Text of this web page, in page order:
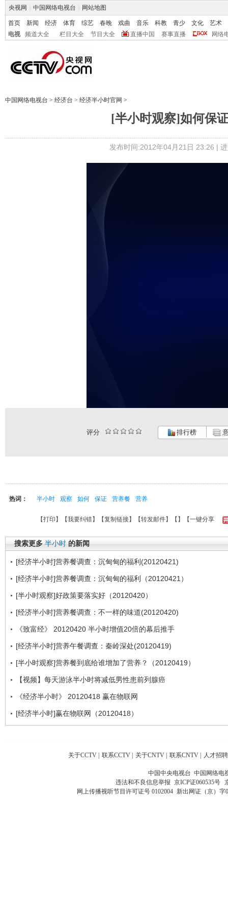
央视网 中国网络电视台 网站地图
首页 新闻 经济 体育 综艺 春晚 戏曲 音乐 科教 青少 文化
艺术
电视
频道大全 栏目大全 节目大全 直播中国 赛事直播 网络
中国网络电视台 > 经济台 > 经济半小时官网 >
[半小时观察]如何保
发布时间:2012年04月21日 23:26 |
评分 排行榜
热词： 半小时 观察 如何 保证 营养餐 营养
【打印 】【我要纠错】【复制链接】【转发邮件】【 】 【一键分享
搜索更多 半小时 的新闻
[经济半小时]营养餐调查：沉甸甸的福利(20120421)
[经济半小时]营养餐调查：沉甸甸的福利（20120421）
[半小时观察]好政策要落实好（20120420）
[经济半小时]营养餐调查：不一样的味道(20120420)
《致富经》 20120420 半小时增值20倍的幕后推手
[经济半小时]营养午餐调查：秦岭深处(20120419)
[半小时观察]营养餐到底给谁增加了营养？（20120419）
【视频】每天游泳半小时将减低男性患前列腺癌
《经济半小时》 20120418 赢在物联网
[经济半小时]赢在物联网（20120418）
关于CCTV 联系CCTV 关于CNTV 联系CNTV 人才招聘
中国中央电视台 中国网络电
违法和不良信息举报 京ICP证060535号
网上传播视听节目许可证号 0102004 新出网证（京）